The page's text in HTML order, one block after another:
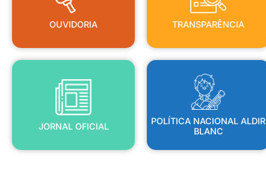
OUVIDORIA TRANSPARÊNCIA
JORNAL OFICIAL
JORNAL OFICIAL
POLÍTICA NACIONAL ALDIR
BLANC
POLÍTICA NACIONAL ALDIR
BLANC